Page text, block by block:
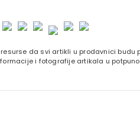
da svi artikli u prodavnici
i fotografije artikala u